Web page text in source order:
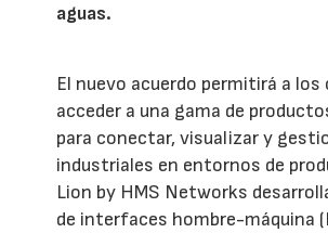
aguas.
El nuevo acuerdo permitirá a
acceder a una gama de
para conectar, visualizar y
industriales en entornos de
Lion by HMS Networks
de interfaces hombre-máquina